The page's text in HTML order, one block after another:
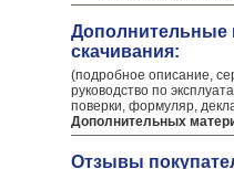
Дополнительные
скачивания:
(подробное описание,
руководство по
поверки, формуляр,
Дополнительных
Отзывы